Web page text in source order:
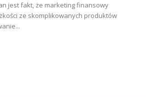
jest fakt, że marketing finansowy
ze skomplikowanych produktów